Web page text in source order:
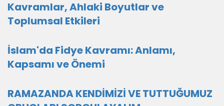
Kavramlar, Ahlaki Boyutlar ve
Toplumsal Etkileri
İslam'da Fidye Kavramı: Anlamı,
Kapsamı ve Önemi
RAMAZANDA KENDİMİZİ VE TUTTUĞUMUZ